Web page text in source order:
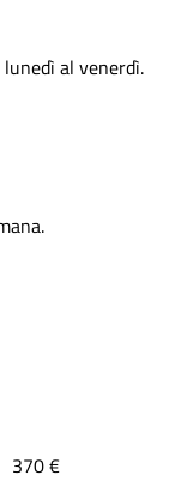
al venerdì.
370 €